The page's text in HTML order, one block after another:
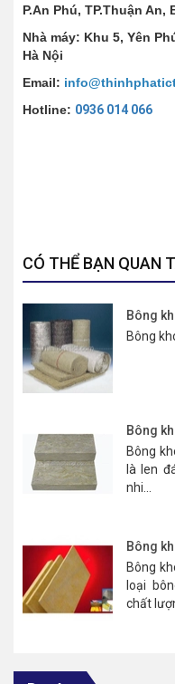
P.An Phú, TP.Thuận An,
Nhà máy: Khu 5, Yên
Hà Nội
Email:
Hotline: 0936 014 066
CÓ THỂ BẠN QUAN
Bông
Bông
Bông
Bông
là len
nhi...
Bông
Bông
loại
chất